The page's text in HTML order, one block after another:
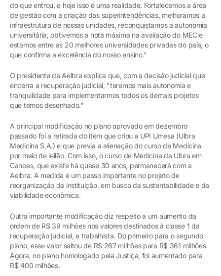
do que entrou, e hoje isso é uma realidade. Fortalecemos a área
de gestão com a criação das superintendências, melhoramos a
infraestrutura de nossas unidades, reconquistamos a autonomia
universitária, obtivemos a nota máxima na avaliação do MEC e
estamos entre as 20 melhores universidades privadas do país, o
que confirma a excelência do nosso ensino."
O presidente da Aelbra explica que, com a decisão judicial que
encerra a recuperação judicial, "teremos mais autonomia e
tranquilidade para implementarmos todos os demais projetos
que temos desenhado."
A principal modificação no plano aprovado em dezembro
passado foi a retirada do item que criou a UPI Umesa (Ulbra
Medicina S.A.) e que previa a alienação do curso de Medicina
por meio de leilão. Com isso, o curso de Medicina da Ulbra em
Canoas, que existe há quase 30 anos, permanecerá com a
Aelbra. A medida é um passo importante no projeto de
reorganização da instituição, em busca da sustentabilidade e da
viabilidade econômica.
Outra importante modificação diz respeito a um aumento da
ordem de R$ 39 milhões nos valores destinados à classe 1 da
recuperação judicial, a trabalhista. Do primeiro para o segundo
plano, esse valor saltou de R$ 267 milhões para R$ 361 milhões.
Agora, no plano homologado pela Justiça, foi aumentado para
R$ 400 milhões.